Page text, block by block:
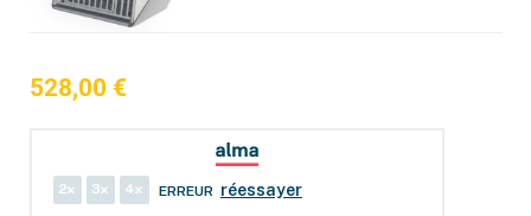
528,00 €
2 3 4 ERREUR réessayer